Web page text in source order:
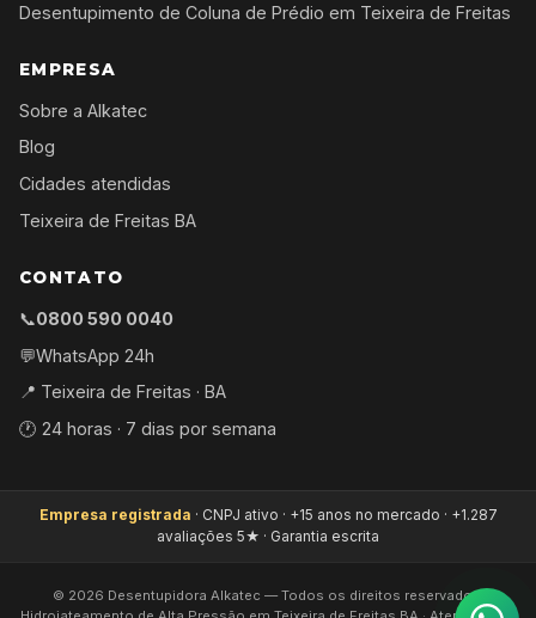
Desentupimento de Coluna de Prédio em Teixeira de Freitas
EMPRESA
Sobre a Alkatec
Blog
Cidades atendidas
Teixeira de Freitas BA
CONTATO
📞0800 590 0040
💬WhatsApp 24h
📍 Teixeira de Freitas · BA
🕐 24 horas · 7 dias por semana
Empresa registrada · CNPJ ativo · +15 anos no mercado · +1.287
avaliações 5★ · Garantia escrita
© 2026 Desentupidora Alkatec — Todos os direitos reservados.